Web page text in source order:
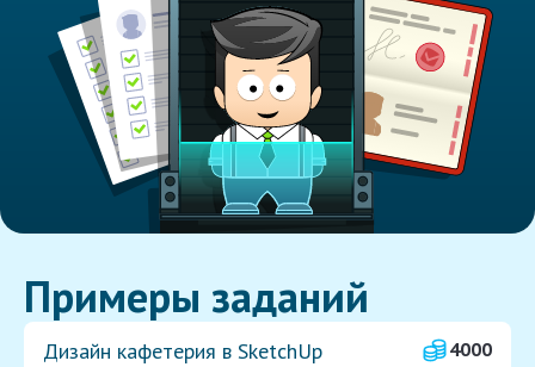
Примеры заданий
Дизайн кафетерия в SketchUp
4000